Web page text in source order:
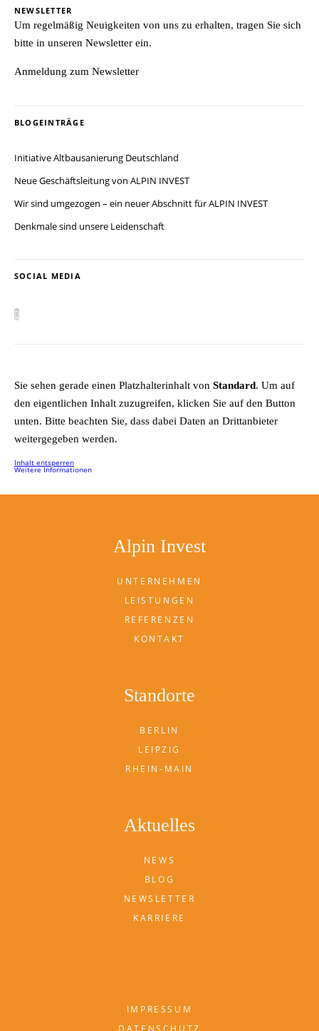
NEWSLETTER
Um regelmäßig Neuigkeiten von uns zu erhalten, tragen Sie sich
bitte in unseren Newsletter ein.
Anmeldung zum Newsletter
BLOGEINTRÄGE
Initiative Altbausanierung Deutschland
Neue Geschäftsleitung von ALPIN INVEST
Wir sind umgezogen – ein neuer Abschnitt für ALPIN INVEST
Denkmale sind unsere Leidenschaft
SOCIAL MEDIA
Sie sehen gerade einen Platzhalterinhalt von Standard. Um auf
den eigentlichen Inhalt zuzugreifen, klicken Sie auf den Button
unten. Bitte beachten Sie, dass dabei Daten an Drittanbieter
weitergegeben werden.
Inhalt entsperren
Weitere Informationen
Alpin Invest
UNTERNEHMEN
LEISTUNGEN
REFERENZEN
KONTAKT
Standorte
BERLIN
LEIPZIG
RHEIN-MAIN
Aktuelles
NEWS
BLOG
NEWSLETTER
KARRIERE
IMPRESSUM
DATENSCHUTZ